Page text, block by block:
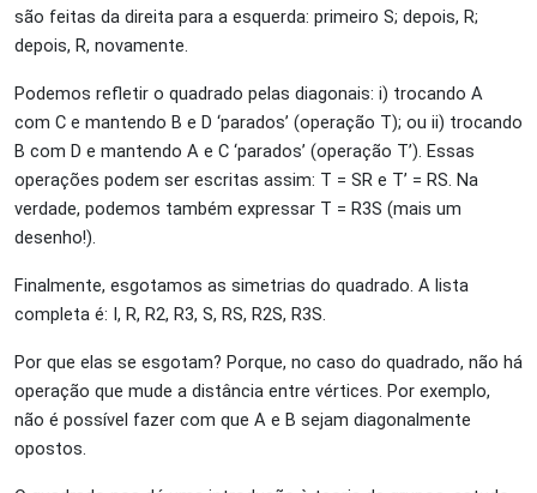
são feitas da direita para a esquerda: primeiro S; depois, R;
depois, R, novamente.
Podemos refletir o quadrado pelas diagonais: i) trocando A
com C e mantendo B e D ‘parados’ (operação T); ou ii) trocando
B com D e mantendo A e C ‘parados’ (operação T’). Essas
operações podem ser escritas assim: T = SR e T’ = RS. Na
verdade, podemos também expressar T = R3S (mais um
desenho!).
Finalmente, esgotamos as simetrias do quadrado. A lista
completa é: I, R, R2, R3, S, RS, R2S, R3S.
Por que elas se esgotam? Porque, no caso do quadrado, não há
operação que mude a distância entre vértices. Por exemplo,
não é possível fazer com que A e B sejam diagonalmente
opostos.